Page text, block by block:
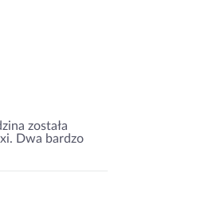
została
Dwa bardzo